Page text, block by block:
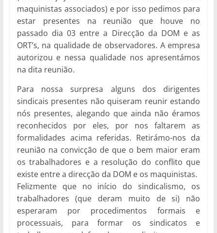
maquinistas associados) e por isso pedimos para
estar presentes na reunião que houve no
passado dia 03 entre a Direcção da DOM e as
ORT’s, na qualidade de observadores. A empresa
autorizou e nessa qualidade nos apresentámos
na dita reunião.
Para nossa surpresa alguns dos dirigentes
sindicais presentes não quiseram reunir estando
nós presentes, alegando que ainda não éramos
reconhecidos por eles, por nos faltarem as
formalidades acima referidas. Retirámo-nos da
reunião na convicção de que o bem maior eram
os trabalhadores e a resolução do conflito que
existe entre a direcção da DOM e os maquinistas.
Felizmente que no início do sindicalismo, os
trabalhadores (que deram muito de si) não
esperaram por procedimentos formais e
processuais, para formar os sindicatos e